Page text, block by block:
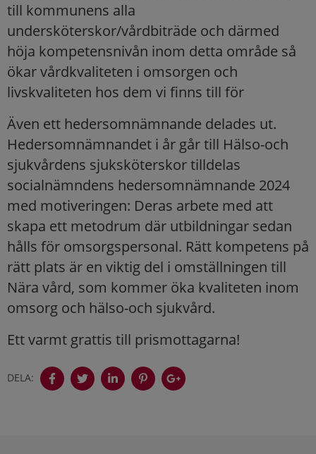
till kommunens alla
undersköterskor/vårdbiträde och därmed
höja kompetensnivån inom detta område så
ökar vårdkvaliteten i omsorgen och
livskvaliteten hos dem vi finns till för
Även ett hedersomnämnande delades ut.
Hedersomnämnandet i år går till Hälso-och
sjukvårdens sjuksköterskor tilldelas
socialnämndens hedersomnämnande 2024
med motiveringen: Deras arbete med att
skapa ett metodrum där utbildningar sedan
hålls för omsorgspersonal. Rätt kompetens på
rätt plats är en viktig del i omställningen till
Nära vård, som kommer öka kvaliteten inom
omsorg och hälso-och sjukvård.
Ett varmt grattis till prismottagarna!
DELA: